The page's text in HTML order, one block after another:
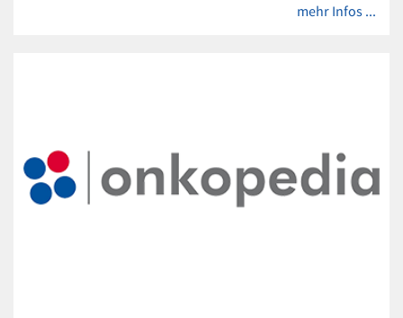
mehr Infos ...